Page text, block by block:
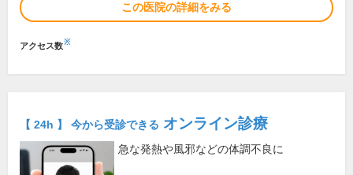
この医院の詳細をみる
アクセス数※
【 24h 】 今から受診できる オンライン診療
急な発熱や風邪などの体調不良に